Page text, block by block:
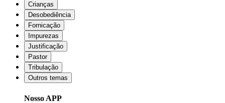
Crianças
Desobediência
Fornicação
Impurezas
Justificação
Pastor
Tribulação
Outros temas
Nosso APP